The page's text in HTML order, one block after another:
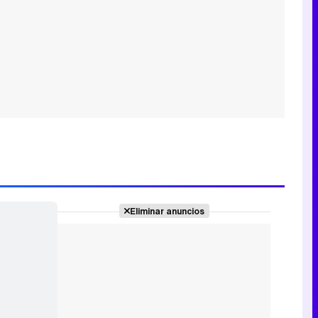
Eliminar anuncios